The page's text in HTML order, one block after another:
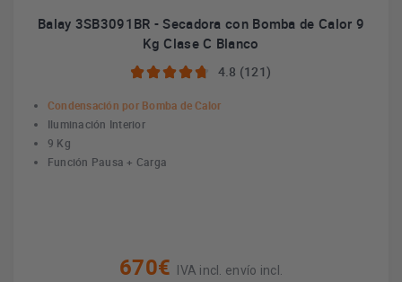
Balay 3SB3091BR - Secadora con Bomba de Calor 9
Kg Clase C Blanco
4.8 (121)
Condensación por Bomba de Calor
Iluminación Interior
9 Kg
Función Pausa + Carga
670€ IVA incl. envío incl.